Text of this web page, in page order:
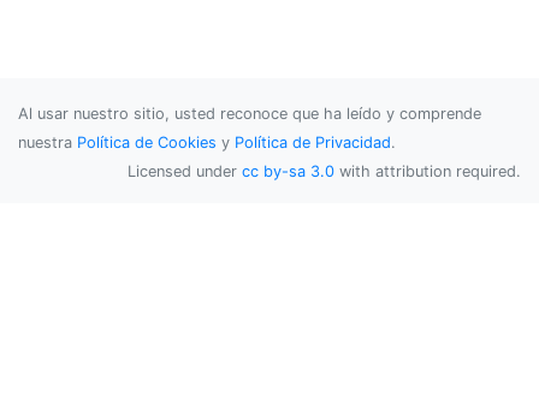
Al usar nuestro sitio, usted reconoce que ha leído y comprende
nuestra Política de Cookies y Política de Privacidad.
Licensed under cc by-sa 3.0 with attribution required.